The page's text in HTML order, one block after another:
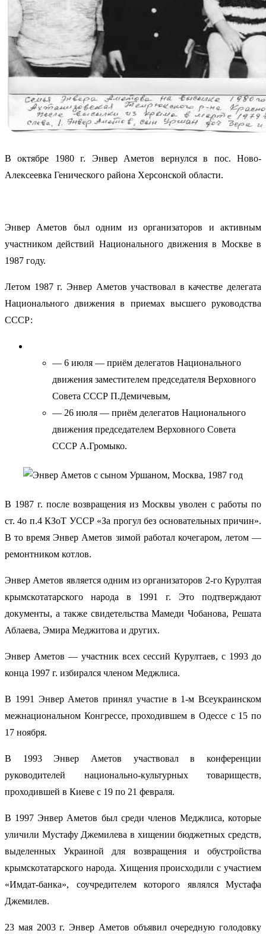
В октябре 1980 г. Энвер Аметов вернулся в пос. Ново-
Алексеевка Генического района Херсонской области.
Энвер Аметов был одним из организаторов и активным
участником действий Национального движения в Москве в
1987 году.
Летом 1987 г. Энвер Аметов участвовал в качестве делегата
Национального движения в приемах высшего руководства
СССР:
— 6 июля — приём делегатов Национального
движения заместителем председателя Верховного
Совета СССР П.Демичевым,
— 26 июля — приём делегатов Национального
движения председателем Верховного Совета
СССР А.Громыко.
В 1987 г. после возвращения из Москвы уволен с работы по
ст. 4о п.4 КЗоТ УССР «За прогул без основательных причин».
В то время Энвер Аметов зимой работал кочегаром, летом —
ремонтником котлов.
Энвер Аметов является одним из организаторов 2-го Курултая
крымскотатарского народа в 1991 г. Это подтверждают
документы, а также свидетельства Мамеди Чобанова, Решата
Аблаева, Эмира Меджитова и других.
Энвер Аметов — участник всех сессий Курултаев, с 1993 до
конца 1997 г. избирался членом Меджлиса.
В 1991 Энвер Аметов принял участие в 1-м Всеукраинском
межнациональном Конгрессе, проходившем в Одессе с 15 по
17 ноября.
В 1993 Энвер Аметов участвовал в конференции
руководителей национально-культурных товариществ,
проходившей в Киеве с 19 по 21 февраля.
В 1997 Энвер Аметов был среди членов Меджлиса, которые
уличили Мустафу Джемилева в хищении бюджетных средств,
выделенных Украиной для возвращения и обустройства
крымскотатарского народа. Хищения происходили с участием
«Имдат-банка», соучредителем которого являлся Мустафа
Джемилев.
23 мая 2003 г. Энвер Аметов объявил очередную голодовку